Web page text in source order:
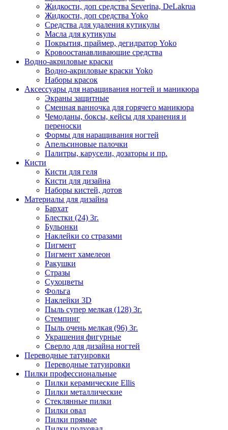
Жидкости, доп средства Severina, DeLakrua
Жидкости, доп средства Yoko
Средства для удаления кутикулы
Масла для кутикулы
Покрытия, праймер, дегидратор Yoko
Кровоостанавливающие средства
Водно-акриловые краски
Водно-акриловые краски Yoko
Наборы красок
Аксессуары для наращивания ногтей и маникюра
Экраны защитные
Сменная ванночка для горячего маникюра
Чемоданы, боксы, кейсы для хранения и
переноски
Формы для наращивания ногтей
Апельсиновые палочки
Палитры, карусели, дозаторы и пр.
Кисти
Кисти для геля
Кисти для дизайна
Наборы кистей, дотов
Материалы для дизайна
Бархат
Блестки (24) 3г.
Бульонки
Наклейки со стразами
Пигмент
Пигмент хамелеон
Ракушки
Стразы
Сухоцветы
Фольга
Наклейки 3D
Пыль супер мелкая (128) 3г.
Стемпинг
Пыль очень мелкая (96) 3г.
Украшения фигурные
Сверло для дизайна ногтей
Переводные татуировки
Переводные татуировки
Пилки профессиональные
Пилки керамические Ellis
Пилки металлические
Стеклянные пилки
Пилки овал
Пилки прямые